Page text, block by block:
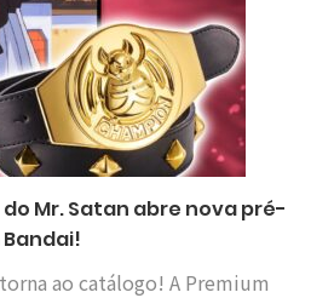
Mr. Satan abre nova pré-
ao catálogo! A Premium